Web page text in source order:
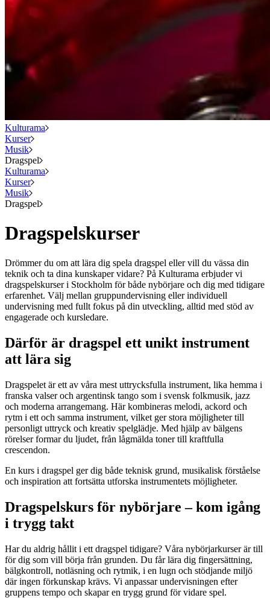
Kulturama
Kurser
Musik
Dragspel
Kulturama
Kurser
Musik
Dragspel
Dragspelskurser
Drömmer du om att lära dig spela dragspel eller vill du vässa din
teknik och ta dina kunskaper vidare? På Kulturama erbjuder vi
dragspelskurser i Stockholm för både nybörjare och dig med tidigare
erfarenhet. Välj mellan gruppundervisning eller individuell
undervisning med fullt fokus på din utveckling, alltid med stöd av
engagerade och kursledare.
Därför är dragspel ett unikt instrument
att lära sig
Dragspelet är ett av våra mest uttrycksfulla instrument, lika hemma i
franska valser och argentinsk tango som i svensk folkmusik, jazz
och moderna arrangemang. Här kombineras melodi, ackord och
rytm i ett och samma instrument, vilket ger stora möjligheter till
personligt uttryck och kreativ spelglädje. Med hjälp av bälgens
rörelser formar du ljudet, från lågmälda toner till kraftfulla
crescendon.
En kurs i dragspel ger dig både teknisk grund, musikalisk förståelse
och inspiration att fortsätta utforska instrumentets möjligheter.
Dragspelskurs för nybörjare – kom igång
i trygg takt
Har du aldrig hållit i ett dragspel tidigare? Våra nybörjarkurser är till
för dig som vill börja från grunden. Du får lära dig fingersättning,
bälgkontroll, notläsning och rytmik, i en lugn och stödjande miljö
där ingen förkunskap krävs. Vi anpassar undervisningen efter
gruppens tempo och skapar en trygg grund för vidare spel.